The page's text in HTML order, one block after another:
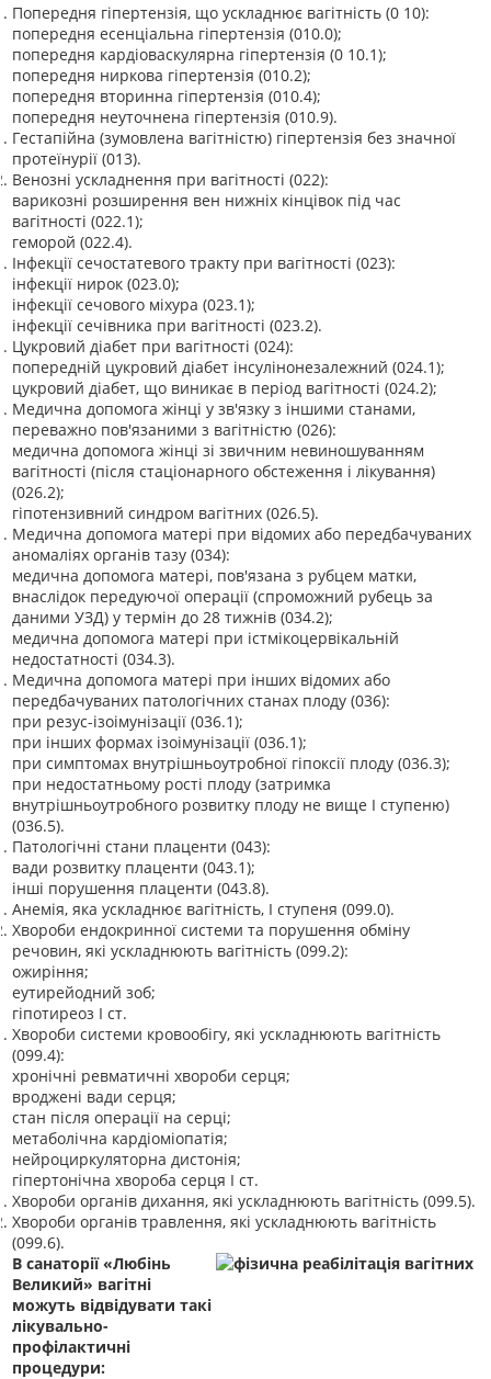
Попередня гіпертензія, що ускладнює вагітність (0 10):
попередня есенціальна гіпертензія (010.0);
попередня кардіоваскулярна гіпертензія (0 10.1);
попередня ниркова гіпертензія (010.2);
попередня вторинна гіпертензія (010.4);
попередня неуточнена гіпертензія (010.9).
Гестапійна (зумовлена вагітністю) гіпертензія без значної
протеїнурії (013).
Венозні ускладнення при вагітності (022):
варикозні розширення вен нижніх кінцівок під час
вагітності (022.1);
геморой (022.4).
Інфекції сечостатевого тракту при вагітності (023):
інфекції нирок (023.0);
інфекції сечового міхура (023.1);
інфекції сечівника при вагітності (023.2).
Цукровий діабет при вагітності (024):
попередній цукровий діабет інсулінонезалежний (024.1);
цукровий діабет, що виникає в період вагітності (024.2);
Медична допомога жінці у зв'язку з іншими станами,
переважно пов'язаними з вагітністю (026):
медична допомога жінці зі звичним невиношуванням
вагітності (після стаціонарного обстеження і лікування)
(026.2);
гіпотензивний синдром вагітних (026.5).
Медична допомога матері при відомих або передбачуваних
аномаліях органів тазу (034):
медична допомога матері, пов'язана з рубцем матки,
внаслідок передуючої операції (спроможний рубець за
даними УЗД) у термін до 28 тижнів (034.2);
медична допомога матері при істмікоцервікальній
недостатності (034.3).
Медична допомога матері при інших відомих або
передбачуваних патологічних станах плоду (036):
при резус-ізоімунізації (036.1);
при інших формах ізоімунізації (036.1);
при симптомах внутрішньоутробної гіпоксії плоду (036.3);
при недостатньому рості плоду (затримка
внутрішньоутробного розвитку плоду не вище І ступеню)
(036.5).
Патологічні стани плаценти (043):
вади розвитку плаценти (043.1);
інші порушення плаценти (043.8).
Анемія, яка ускладнює вагітність, І ступеня (099.0).
Хвороби ендокринної системи та порушення обміну
речовин, які ускладнюють вагітність (099.2):
ожиріння;
еутирейодний зоб;
гіпотиреоз І ст.
Хвороби системи кровообігу, які ускладнюють вагітність
(099.4):
хронічні ревматичні хвороби серця;
вроджені вади серця;
стан після операції на серці;
метаболічна кардіоміопатія;
нейроциркуляторна дистонія;
гіпертонічна хвороба серця І ст.
Хвороби органів дихання, які ускладнюють вагітність (099.5).
Хвороби органів травлення, які ускладнюють вагітність
(099.6).
В санаторії «Любінь
Великий» вагітні
можуть відвідувати такі
лікувально-
профілактичні
процедури: